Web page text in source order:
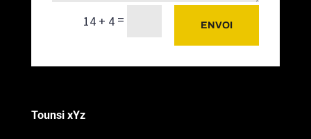
14 + 4 = ENVOI
Tounsi xYz